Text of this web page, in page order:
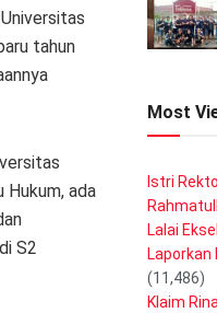
tahun
Hukum, ada
S2
Most
Istri
Lalai
Laporkan
(11,486)
Klaim